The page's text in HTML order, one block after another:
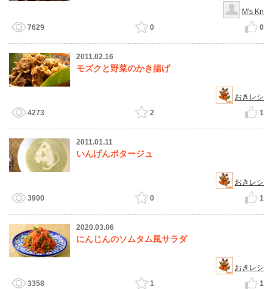
M's Kn
7629
0 0
2011.02.16
モズクと野菜のかき揚げ
おきレシ
4273
2 1
2011.01.11
いんげんポタージュ
おきレシ
3900
0 1
2020.03.06
にんじんのソムタム風サラダ
おきレシ
3358
1 1